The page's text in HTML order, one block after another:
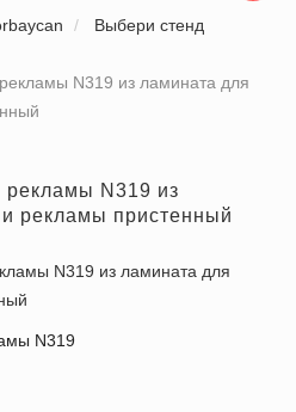
Выбери стенд
N319 из ламината для
N319 из
рекламы пристенный
N319